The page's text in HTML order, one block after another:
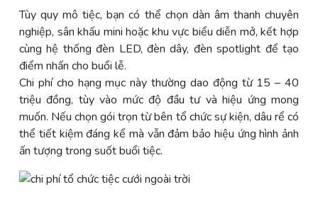
Tùy quy mô tiệc, bạn có thể chọn dàn âm thanh chuyên
nghiệp, sân khấu mini hoặc khu vực biểu diễn mở, kết hợp
cùng hệ thống đèn LED, đèn dây, đèn spotlight để tạo
điểm nhấn cho buổi lễ.
Chi phí cho hạng mục này thường dao động từ 15 – 40
triệu đồng, tùy vào mức độ đầu tư và hiệu ứng mong
muốn. Nếu chọn gói trọn từ bên tổ chức sự kiện, dâu rể có
thể tiết kiệm đáng kể mà vẫn đảm bảo hiệu ứng hình ảnh
ấn tượng trong suốt buổi tiệc.